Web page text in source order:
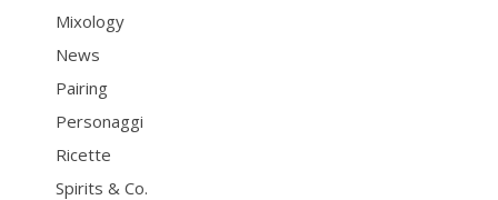
Mixology
News
Pairing
Personaggi
Ricette
Spirits & Co.